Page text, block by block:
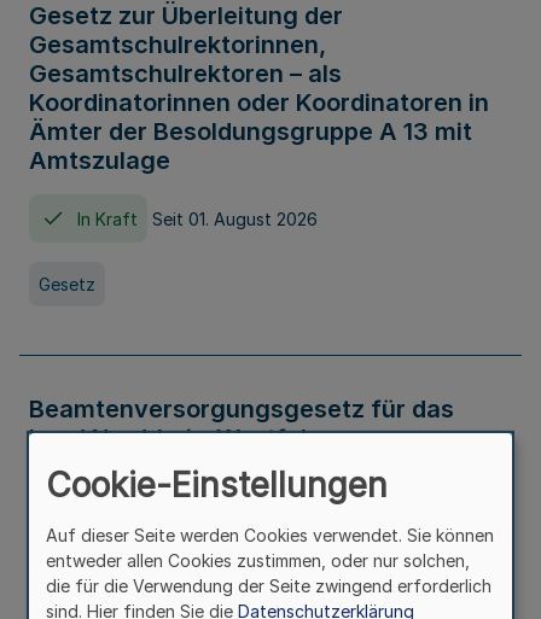
Gesetz zur Überleitung der
Gesamtschulrektorinnen,
Gesamtschulrektoren – als
Koordinatorinnen oder Koordinatoren in
Ämter der Besoldungsgruppe A 13 mit
Amtszulage
In Kraft Seit 01. August 2026
Gesetz
Beamtenversorgungsgesetz für das
Land Nordrhein-Westfalen
(Landesbeamtenversorgungsgesetz -
LBeamtVG NRW)
In Kraft Seit 01. Juli 2016
Cookie-Einstellungen
Auf dieser Seite werden Cookies verwendet. Sie können
entweder allen Cookies zustimmen, oder nur solchen,
die für die Verwendung der Seite zwingend erforderlich
sind. Hier finden Sie die Datenschutzerklärung